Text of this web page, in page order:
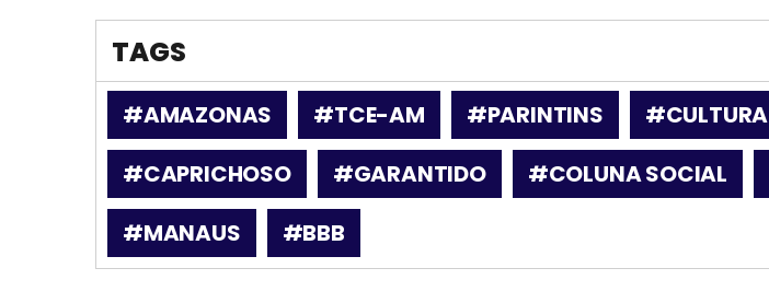
TAGS
#AMAZONAS #TCE-AM #PARINTINS #CULTURA
#CAPRICHOSO
#GARANTIDO #COLUNA SOCIAL
#MANAUS
#BBB